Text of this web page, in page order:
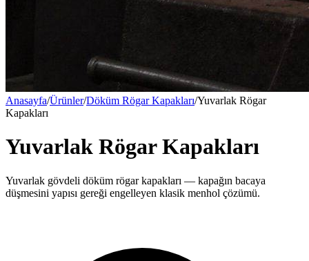
Anasayfa/Ürünler/Döküm Rögar Kapakları/Yuvarlak Rögar
Kapakları
Yuvarlak Rögar Kapakları
Yuvarlak gövdeli döküm rögar kapakları — kapağın bacaya
düşmesini yapısı gereği engelleyen klasik menhol çözümü.